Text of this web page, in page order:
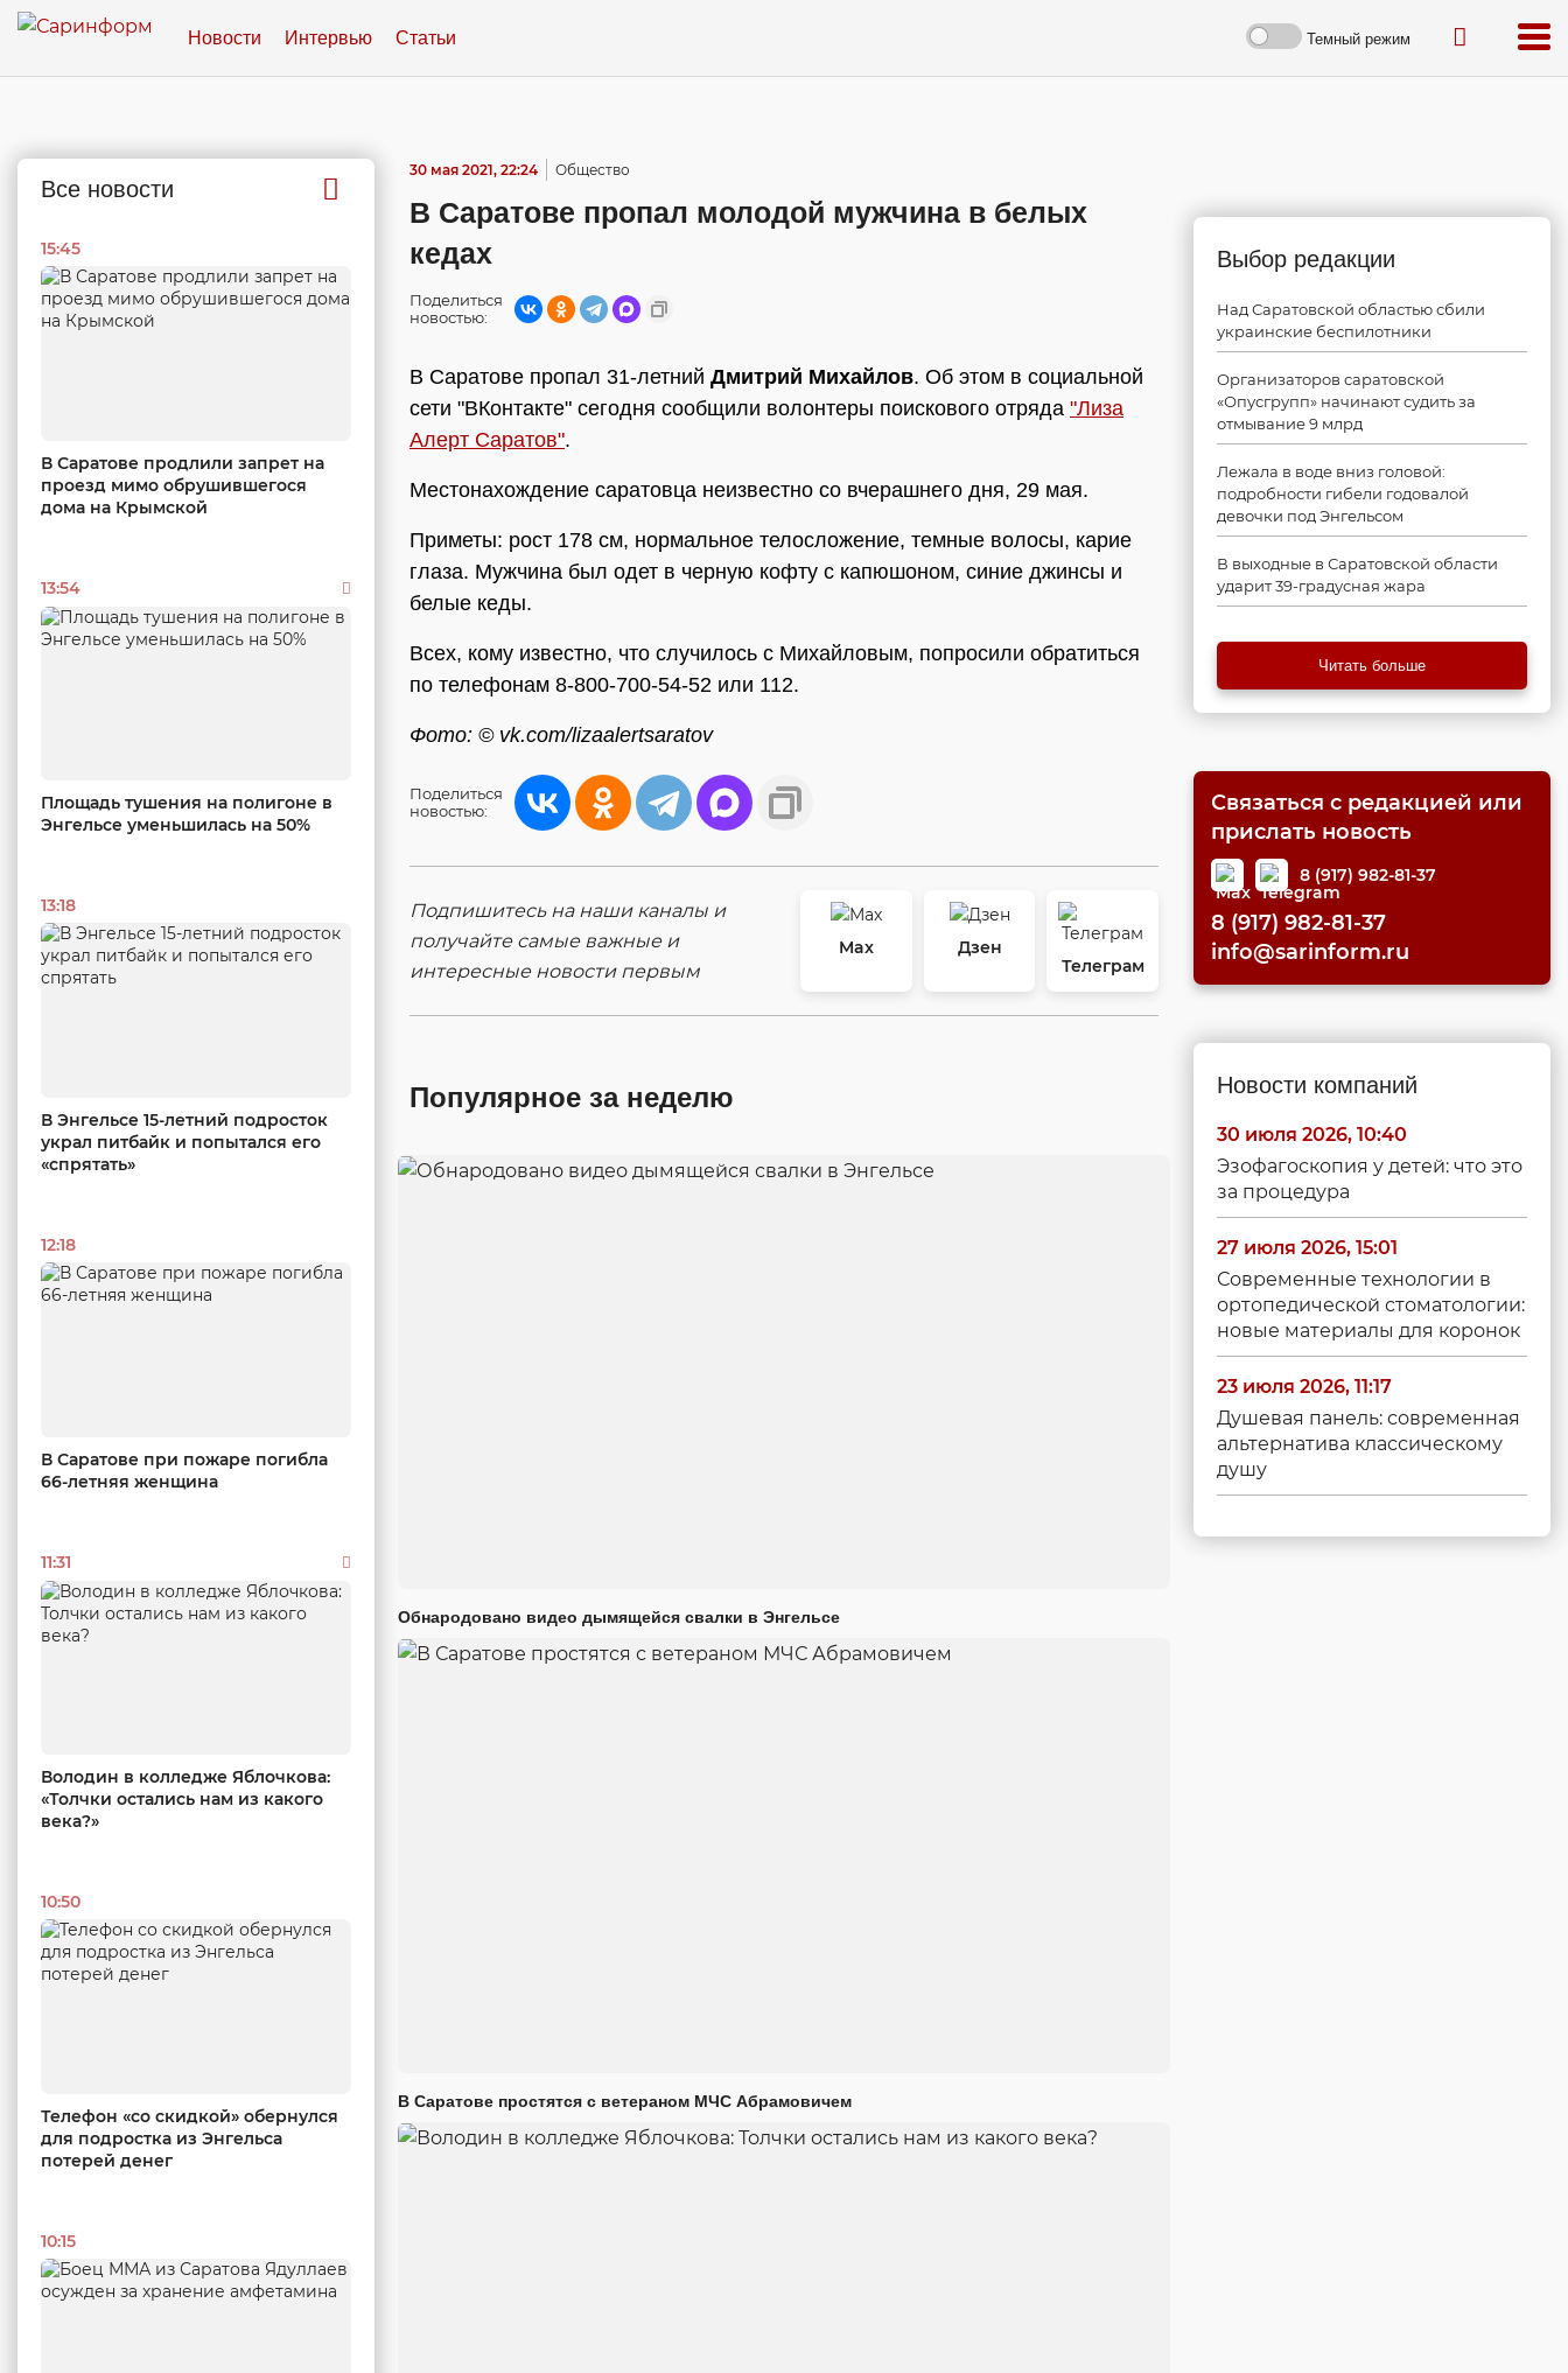
Новости Интервью Статьи Темный режим
Все новости
15:45
В Саратове продлили запрет на
проезд мимо обрушившегося
дома на Крымской
13:54
Площадь тушения на полигоне в
Энгельсе уменьшилась на 50%
13:18
В Энгельсе 15-летний подросток
украл питбайк и попытался его
«спрятать»
12:18
В Саратове при пожаре погибла
66-летняя женщина
11:31
Володин в колледже Яблочкова:
«Толчки остались нам из какого
века?»
10:50
Телефон «со скидкой» обернулся
для подростка из Энгельса
потерей денег
10:15
30 мая 2021, 22:24 Общество
В Саратове пропал молодой мужчина в белых
кедах
Поделиться
новостью:
В Саратове пропал 31-летний Дмитрий Михайлов. Об этом в социальной
сети "ВКонтакте" сегодня сообщили волонтеры поискового отряда "Лиза
Алерт Саратов".
Местонахождение саратовца неизвестно со вчерашнего дня, 29 мая.
Приметы: рост 178 см, нормальное телосложение, темные волосы, карие
глаза. Мужчина был одет в черную кофту с капюшоном, синие джинсы и
белые кеды.
Всех, кому известно, что случилось с Михайловым, попросили обратиться
по телефонам 8-800-700-54-52 или 112.
Фото: © vk.com/lizaalertsaratov
Поделиться
новостью:
Подпишитесь на наши каналы и
получайте самые важные и
интересные новости первым
Max
Дзен
Телеграм
Популярное за неделю
Обнародовано видео дымящейся свалки в Энгельсе
В Саратове простятся с ветераном МЧС Абрамовичем
Выбор редакции
Над Саратовской областью сбили
украинские беспилотники
Организаторов саратовской
«Опусгрупп» начинают судить за
отмывание 9 млрд
Лежала в воде вниз головой:
подробности гибели годовалой
девочки под Энгельсом
В выходные в Саратовской области
ударит 39-градусная жара
Читать больше
Связаться с редакцией или
прислать новость
8 (917) 982-81-37
8 (917) 982-81-37
info@sarinform.ru
Новости компаний
30 июля 2026, 10:40
Эзофагоскопия у детей: что это
за процедура
27 июля 2026, 15:01
Современные технологии в
ортопедической стоматологии:
новые материалы для коронок
23 июля 2026, 11:17
Душевая панель: современная
альтернатива классическому
душу